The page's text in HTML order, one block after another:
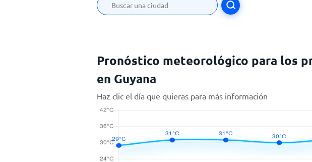
Pronóstico meteorológico para los
en Guyana
Haz clic el día que quieras para más información